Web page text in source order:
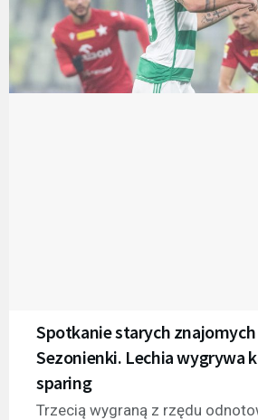
Spotkanie starych
Sezonienki. Lechia wygrywa
sparing
Trzecią wygraną z rzędu